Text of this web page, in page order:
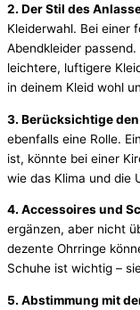
2. DerStil des
Kleiderwahl. Bei einer
Abendkleider passend.
leichtere, luftigere
in deinem Kleid wohl
3. Berücksichtigeden
ebenfalls eine Rolle. Ein
ist, könnte bei einer
wie das Klima und die
4. Accessoiresund
ergänzen, aber nicht ü
dezente Ohrringe kö
Schuhe ist wichtig –
5. Abstimmung mit